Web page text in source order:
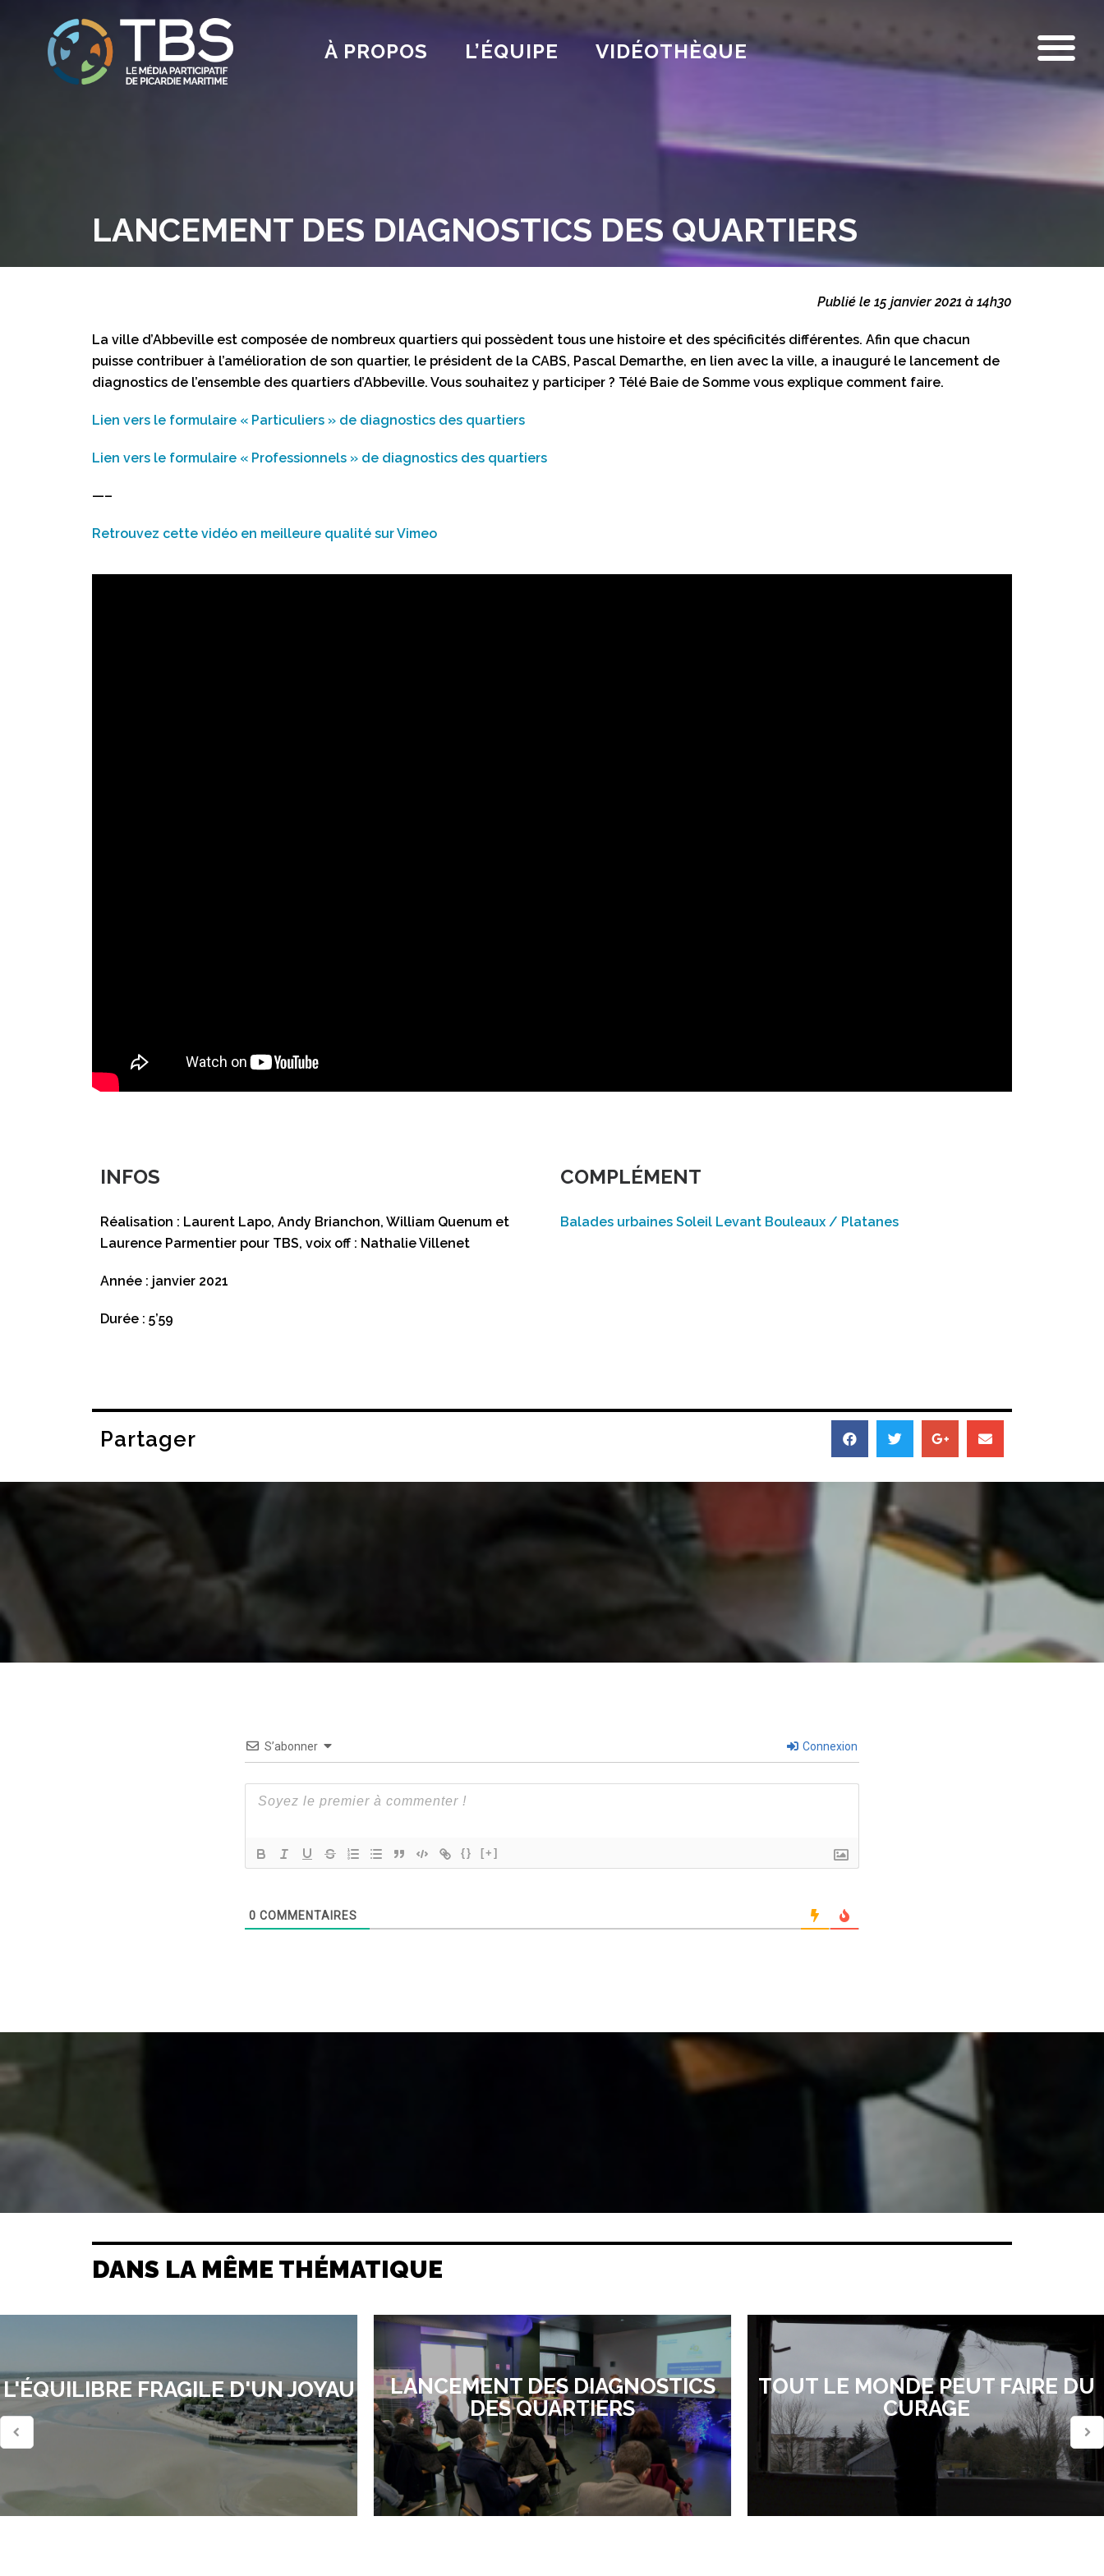
À PROPOS L’ÉQUIPE VIDÉOTHÈQUE
LANCEMENT DES DIAGNOSTICS DES QUARTIERS
Publié le 15 janvier 2021 à 14h30
La ville d’Abbeville est composée de nombreux quartiers qui possèdent tous une histoire et des spécificités différentes. Afin que chacun
puisse contribuer à l’amélioration de son quartier, le président de la CABS, Pascal Demarthe, en lien avec la ville, a inauguré le lancement de
diagnostics de l’ensemble des quartiers d’Abbeville. Vous souhaitez y participer ? Télé Baie de Somme vous explique comment faire.
Lien vers le formulaire « Particuliers » de diagnostics des quartiers
Lien vers le formulaire « Professionnels » de diagnostics des quartiers
—–
Retrouvez cette vidéo en meilleure qualité sur Vimeo
INFOS
Réalisation : Laurent Lapo, Andy Brianchon, William Quenum et
Laurence Parmentier pour TBS, voix off : Nathalie Villenet
Année : janvier 2021
Durée : 5’59
COMPLÉMENT
Balades urbaines Soleil Levant Bouleaux / Platanes
Partager
S’abonner Connexion
{} [+]
0 COMMENTAIRES
DANS LA MÊME THÉMATIQUE
L'ÉQUILIBRE FRAGILE D'UN JOYAU
LANCEMENT DES DIAGNOSTICS
DES QUARTIERS
TOUT LE MONDE PEUT FAIRE DU
CURAGE